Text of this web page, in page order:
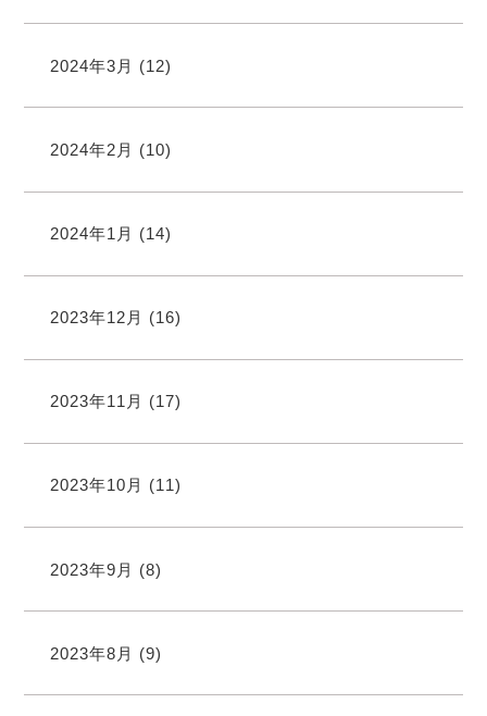
2024年3月 (12)
2024年2月 (10)
2024年1月 (14)
2023年12月 (16)
2023年11月 (17)
2023年10月 (11)
2023年9月 (8)
2023年8月 (9)